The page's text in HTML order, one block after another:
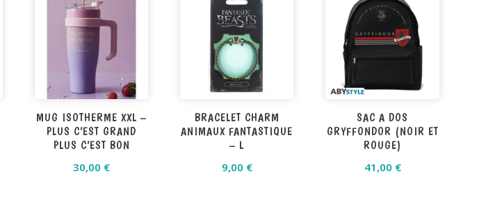
MUG ISOTHERME XXL –
PLUS C’EST GRAND
PLUS C’EST BON
30,00 €
BRACELET CHARM
ANIMAUX FANTASTIQUE
– L
9,00 €
SAC A DOS
GRYFFONDOR (NOIR ET
ROUGE)
41,00 €